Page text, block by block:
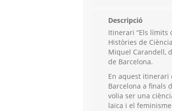
Descripció
Itinerari “Els límits
Històries de
Miquel Carandell,
de Barcelona.
En aquest itinerari
Barcelona a finals
volia ser una
laïca i el